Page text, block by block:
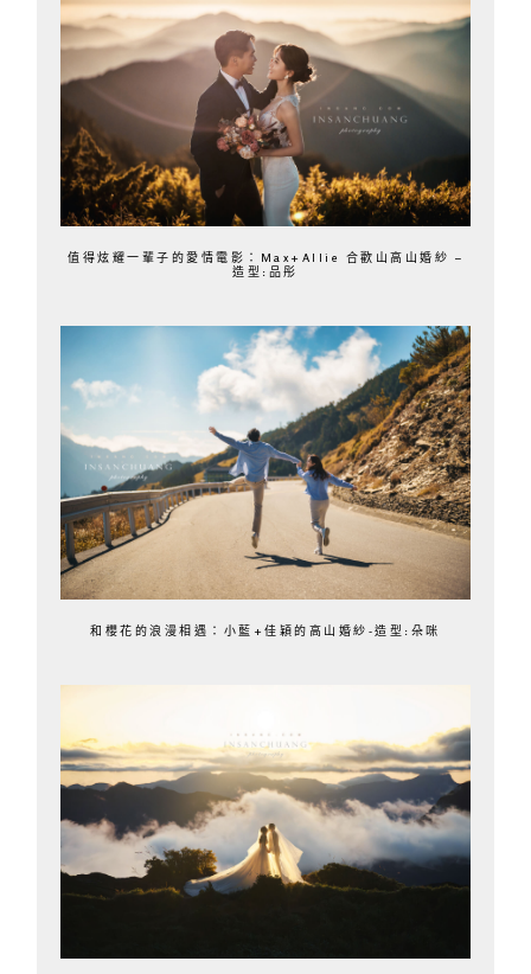
值得炫耀一輩子的愛情電影：Max+Allie 合歡山高山婚紗 –
造型:品彤
和櫻花的浪漫相遇：小藍+佳穎的高山婚紗-造型:朵咪